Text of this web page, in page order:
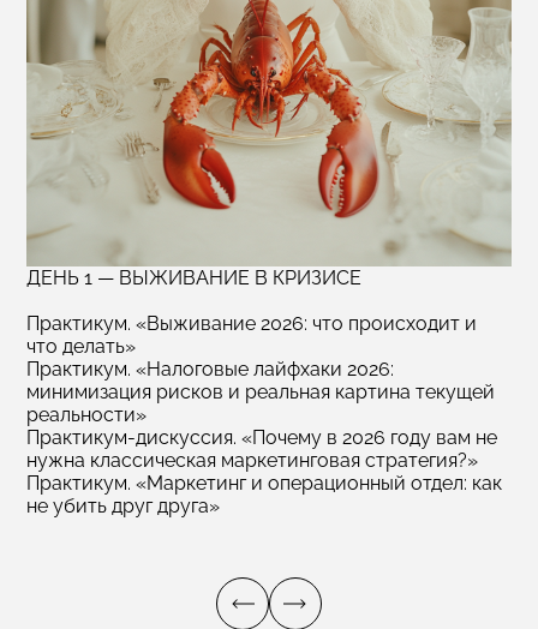
ДЕНЬ 1 — ВЫЖИВАНИЕ В КРИЗИСЕ
Практикум. «Выживание 2026: что происходит и
что делать»
Практикум. «Налоговые лайфхаки 2026:
минимизация рисков и реальная картина текущей
реальности»
Практикум‑дискуссия. «Почему в 2026 году вам не
нужна классическая маркетинговая стратегия?»
Практикум. «Маркетинг и операционный отдел: как
не убить друг друга»